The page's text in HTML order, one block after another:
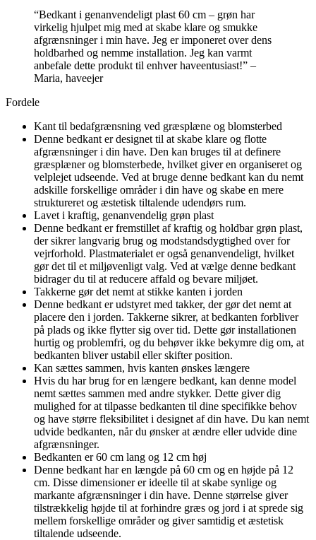
“Bedkant i genanvendeligt plast 60 cm – grøn har
virkelig hjulpet mig med at skabe klare og smukke
afgrænsninger i min have. Jeg er imponeret over dens
holdbarhed og nemme installation. Jeg kan varmt
anbefale dette produkt til enhver haveentusiast!” –
Maria, haveejer
Fordele
Kant til bedafgrænsning ved græsplæne og blomsterbed
Denne bedkant er designet til at skabe klare og flotte
afgrænsninger i din have. Den kan bruges til at definere
græsplæner og blomsterbede, hvilket giver en organiseret og
velplejet udseende. Ved at bruge denne bedkant kan du nemt
adskille forskellige områder i din have og skabe en mere
struktureret og æstetisk tiltalende udendørs rum.
Lavet i kraftig, genanvendelig grøn plast
Denne bedkant er fremstillet af kraftig og holdbar grøn plast,
der sikrer langvarig brug og modstandsdygtighed over for
vejrforhold. Plastmaterialet er også genanvendeligt, hvilket
gør det til et miljøvenligt valg. Ved at vælge denne bedkant
bidrager du til at reducere affald og bevare miljøet.
Takkerne gør det nemt at stikke kanten i jorden
Denne bedkant er udstyret med takker, der gør det nemt at
placere den i jorden. Takkerne sikrer, at bedkanten forbliver
på plads og ikke flytter sig over tid. Dette gør installationen
hurtig og problemfri, og du behøver ikke bekymre dig om, at
bedkanten bliver ustabil eller skifter position.
Kan sættes sammen, hvis kanten ønskes længere
Hvis du har brug for en længere bedkant, kan denne model
nemt sættes sammen med andre stykker. Dette giver dig
mulighed for at tilpasse bedkanten til dine specifikke behov
og have større fleksibilitet i designet af din have. Du kan nemt
udvide bedkanten, når du ønsker at ændre eller udvide dine
afgrænsninger.
Bedkanten er 60 cm lang og 12 cm høj
Denne bedkant har en længde på 60 cm og en højde på 12
cm. Disse dimensioner er ideelle til at skabe synlige og
markante afgrænsninger i din have. Denne størrelse giver
tilstrækkelig højde til at forhindre græs og jord i at sprede sig
mellem forskellige områder og giver samtidig et æstetisk
tiltalende udseende.